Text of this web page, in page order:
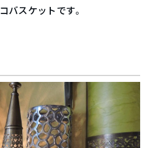
バスケットです。